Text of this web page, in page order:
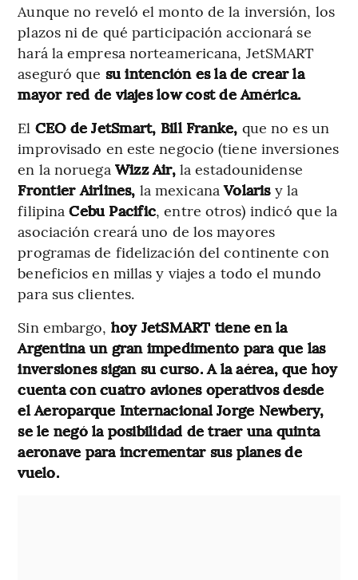
Aunque no reveló el monto de la inversión, los
plazos ni de qué participación accionará se
hará la empresa norteamericana, JetSMART
aseguró que su intención es la de crear la
mayor red de viajes low cost de América.
El CEO de JetSmart, Bill Franke, que no es un
improvisado en este negocio (tiene inversiones
en la noruega Wizz Air,la estadounidense
Frontier Airlines, la mexicanaVolaris y la
filipinaCebu Pacific, entre otros) indicó que la
asociación creará uno de los mayores
programas de fidelización del continente con
beneficios en millas y viajes a todo el mundo
para sus clientes.
Sin embargo, hoy JetSMART tiene en la
Argentina un gran impedimento para que las
inversiones sigan su curso. A la aérea, que hoy
cuenta con cuatro aviones operativos desde
el Aeroparque Internacional Jorge Newbery,
se le negó la posibilidad de traer una quinta
aeronave para incrementar sus planes de
vuelo.